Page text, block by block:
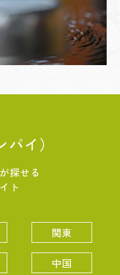
イ）
探せる
ト
関東
中国